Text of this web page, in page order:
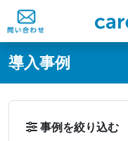
@ -0,0 +1,60 @@
導入事例
事例を絞り込む